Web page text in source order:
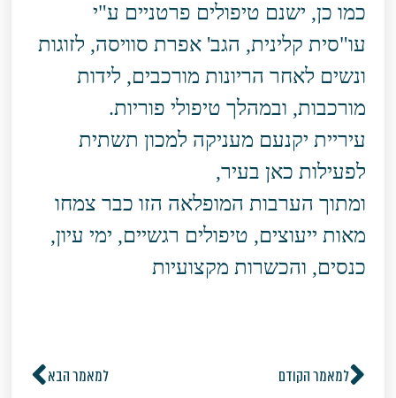
כמו כן, ישנם טיפולים פרטניים ע"י
עו"סית קלינית, הגב' אפרת סוויסה, לזוגות
ונשים לאחר הריונות מורכבים, לידות
מורכבות, ובמהלך טיפולי פוריות.
עיריית יקנעם מעניקה למכון תשתית
לפעילות כאן בעיר,
ומתוך הערבות המופלאה הזו כבר צמחו
מאות ייעוצים, טיפולים רגשיים, ימי עיון,
כנסים, והכשרות מקצועיות
למאמר הקודם למאמר הבא